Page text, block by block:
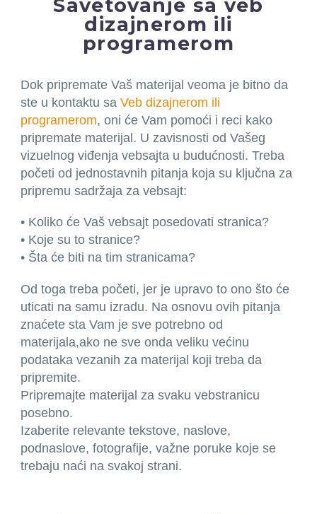
Savetovanje sa veb
dizajnerom ili
programerom
Dok pripremate Vaš materijal veoma je bitno da
ste u kontaktu saVeb dizajnerom ili
programerom, oni će Vam pomoći i reci kako
pripremate materijal. U zavisnosti od Vašeg
vizuelnog viđenja vebsajta u budućnosti. Treba
početi od jednostavnih pitanja koja su ključna za
pripremu sadržaja za vebsajt:
• Koliko će Vaš vebsajt posedovati stranica?
• Koje su to stranice?
• Šta će biti na tim stranicama?
Od toga treba početi, jer je upravo to ono što će
uticati na samu izradu. Na osnovu ovih pitanja
znaćete sta Vam je sve potrebno od
materijala,ako ne sve onda veliku većinu
podataka vezanih za materijal koji treba da
pripremite.
Pripremajte materijal za svaku vebstranicu
posebno.
Izaberite relevante tekstove, naslove,
podnaslove, fotografije, važne poruke koje se
trebaju naći na svakoj strani.